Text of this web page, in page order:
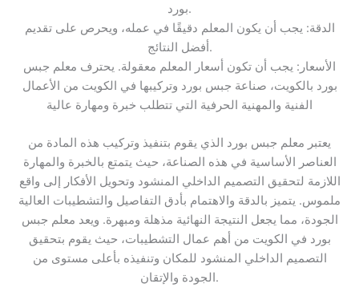
بورد.
الدقة: يجب أن يكون المعلم دقيقًا في عمله، ويحرص على تقديم
أفضل النتائج.
الأسعار: يجب أن تكون أسعار المعلم معقولة. يحترف معلم جبس
بورد بالكويت، صناعة جبس بورد وتركيبها في الكويت من الأعمال
الفنية والمهنية الحرفية التي تتطلب خبرة ومهارة عالية
يعتبر معلم جبس بورد الذي يقوم بتنفيذ وتركيب هذه المادة من
العناصر الأساسية في هذه الصناعة، حيث يتمتع بالخبرة والمهارة
اللازمة لتحقيق التصميم الداخلي المنشود وتحويل الأفكار إلى واقع
ملموس. يتميز بالدقة والاهتمام بأدق التفاصيل والتشطيبات العالية
الجودة، مما يجعل النتيجة النهائية مذهلة ومبهرة. ويعد معلم جبس
بورد في الكويت من أهم عمال التشطيبات، حيث يقوم بتحقيق
التصميم الداخلي المنشود للمكان وتنفيذه بأعلى مستوى من
الجودة والإتقان.